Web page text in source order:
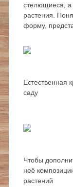
стелющиеся, а
растения.
форму,
Естественная
саду
Чтобы
неё
растений